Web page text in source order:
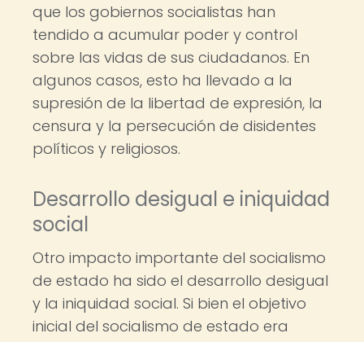
que los gobiernos socialistas han
tendido a acumular poder y control
sobre las vidas de sus ciudadanos. En
algunos casos, esto ha llevado a la
supresión de la libertad de expresión, la
censura y la persecución de disidentes
políticos y religiosos.
Desarrollo desigual e iniquidad
social
Otro impacto importante del socialismo
de estado ha sido el desarrollo desigual
y la iniquidad social. Si bien el objetivo
inicial del socialismo de estado era